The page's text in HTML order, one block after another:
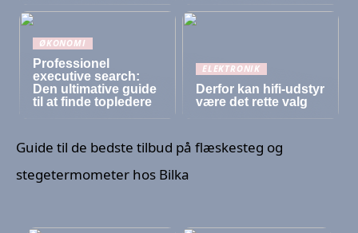
ØKONOMI
Professionel
executive search:
Den ultimative guide
til at finde topledere
ELEKTRONIK
Derfor kan hifi-udstyr
være det rette valg
Guide til de bedste tilbud på flæskesteg og
stegetermometer hos Bilka